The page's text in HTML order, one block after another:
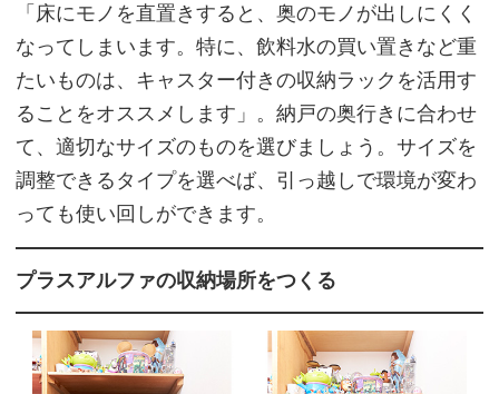
「床にモノを直置きすると、奥のモノが出しにくく
なってしまいます。特に、飲料水の買い置きなど重
たいものは、キャスター付きの収納ラックを活用す
ることをオススメします」。納戸の奥行きに合わせ
て、適切なサイズのものを選びましょう。サイズを
調整できるタイプを選べば、引っ越しで環境が変わ
っても使い回しができます。
プラスアルファの収納場所をつくる